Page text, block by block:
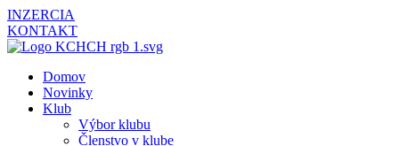
INZERCIA
KONTAKT
Domov
Novinky
Klub
Výbor klubu
Členstvo v klube